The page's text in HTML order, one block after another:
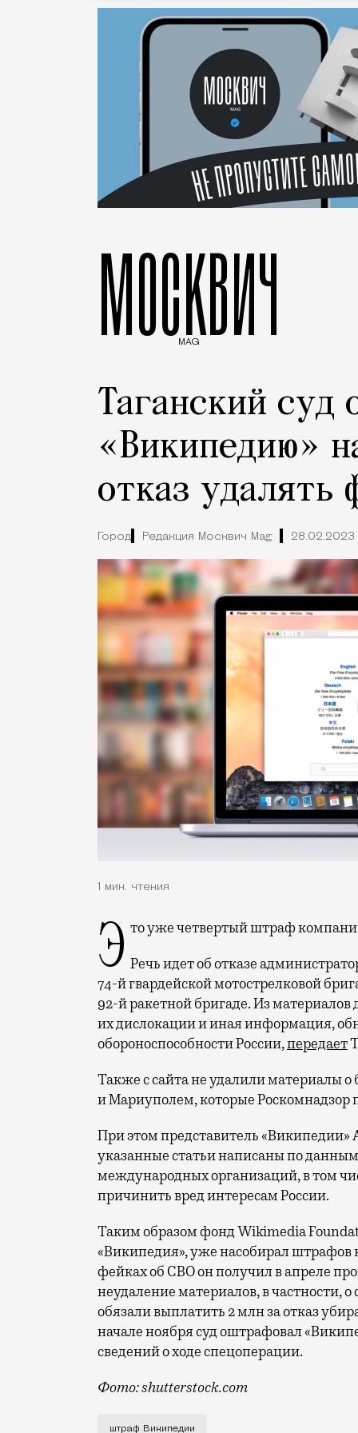
МОСКВИЧ
MAG
Таганский суд
«Википедию»
отказ удалять
Город Редакция Москвич Mag 28.02.2023
1 мин. чтения
Это уже четвертый штраф
Речь идет об отказе
74-й гвардейской мотострелковой
92-й ракетной бригаде. Из материалов
их дислокации и иная информация,
обороноспособности России,передает
Также с сайта не удалили материалы
и Мариуполем, которые
При этом представитель «Википедии»
указанные статьи написаны по
международных организаций, в том
причинить вред интересам России.
Таким образом фонд Wikimedia
«Википедия», уже насобирал штрафов
фейках об СВО он получил в апреле
неудаление материалов, в частности,
обязали выплатить 2 млн за отказ
начале ноября суд оштрафовал
сведений о ходе спецоперации.
Фото: shutterstock.com
Это уже четвертый штраф компании
штраф Википедии